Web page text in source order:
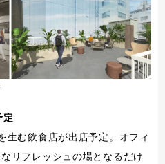
定
生む飲食店が出店予定。オフィ
リフレッシュの場となるだけ